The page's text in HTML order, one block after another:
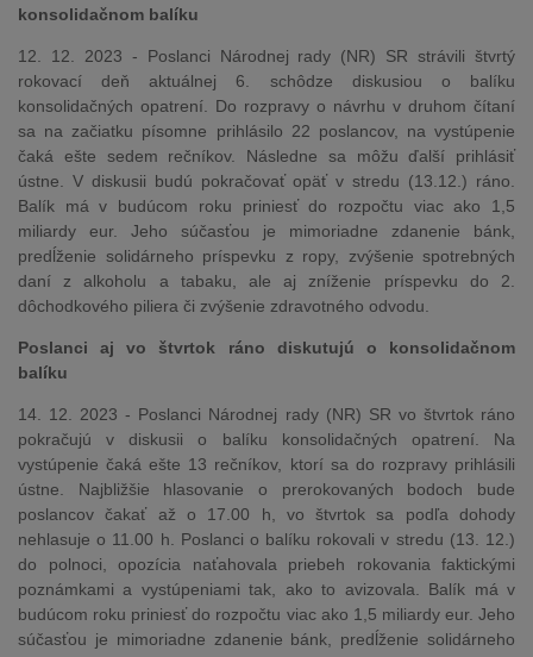
konsolidačnom balíku
12. 12. 2023 - Poslanci Národnej rady (NR) SR strávili štvrtý
rokovací deň aktuálnej 6. schôdze diskusiou o balíku
konsolidačných opatrení. Do rozpravy o návrhu v druhom čítaní
sa na začiatku písomne prihlásilo 22 poslancov, na vystúpenie
čaká ešte sedem rečníkov. Následne sa môžu ďalší prihlásiť
ústne. V diskusii budú pokračovať opäť v stredu (13.12.) ráno.
Balík má v budúcom roku priniesť do rozpočtu viac ako 1,5
miliardy eur. Jeho súčasťou je mimoriadne zdanenie bánk,
predĺženie solidárneho príspevku z ropy, zvýšenie spotrebných
daní z alkoholu a tabaku, ale aj zníženie príspevku do 2.
dôchodkového piliera či zvýšenie zdravotného odvodu.
Poslanci aj vo štvrtok ráno diskutujú o konsolidačnom
balíku
14. 12. 2023 - Poslanci Národnej rady (NR) SR vo štvrtok ráno
pokračujú v diskusii o balíku konsolidačných opatrení. Na
vystúpenie čaká ešte 13 rečníkov, ktorí sa do rozpravy prihlásili
ústne. Najbližšie hlasovanie o prerokovaných bodoch bude
poslancov čakať až o 17.00 h, vo štvrtok sa podľa dohody
nehlasuje o 11.00 h. Poslanci o balíku rokovali v stredu (13. 12.)
do polnoci, opozícia naťahovala priebeh rokovania faktickými
poznámkami a vystúpeniami tak, ako to avizovala. Balík má v
budúcom roku priniesť do rozpočtu viac ako 1,5 miliardy eur. Jeho
súčasťou je mimoriadne zdanenie bánk, predĺženie solidárneho